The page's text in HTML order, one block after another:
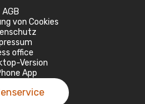
AGB
von Cookies
office
Version
App